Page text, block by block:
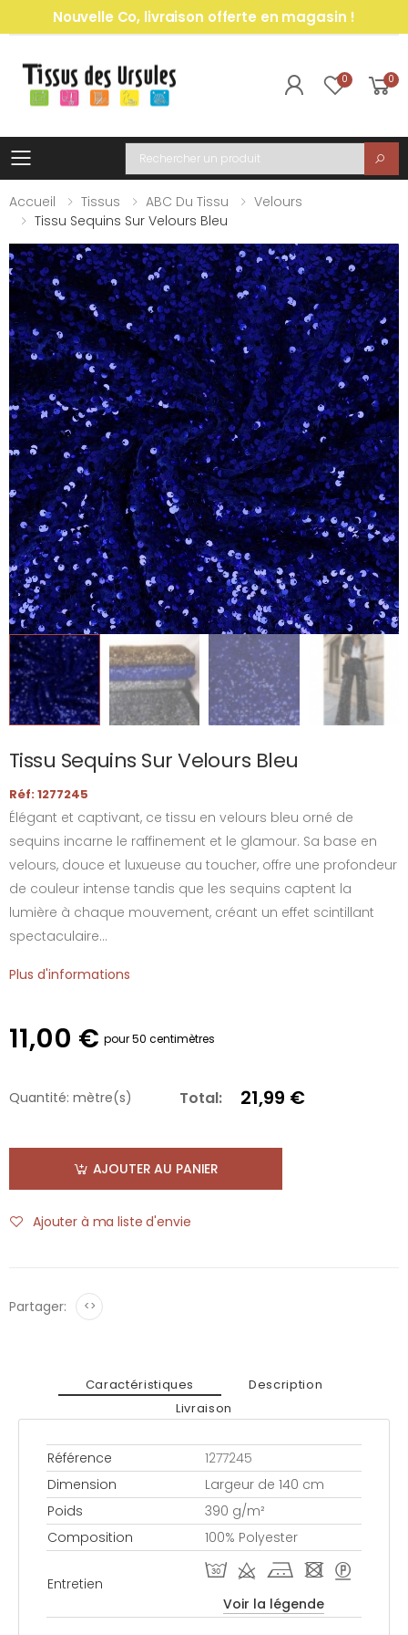
Nouvelle Co, livraison offerte en magasin !
0 0
Toggle mobile menu
Recherche
Accueil
Tissus ABC Du Tissu
Velours
Tissu Sequins Sur Velours Bleu
Tissu Sequins Sur Velours Bleu
Réf: 1277245
Élégant et captivant, ce tissu en velours bleu orné de
sequins incarne le raffinement et le glamour. Sa base en
velours, douce et luxueuse au toucher, offre une profondeur
de couleur intense tandis que les sequins captent la
lumière à chaque mouvement, créant un effet scintillant
spectaculaire...
Plus d'informations
11,00 € pour 50 centimètres
Quantité: mètre(s) Total: 21,99 €
AJOUTER AU PANIER
Ajouter à ma liste d'envie
Partager: <>
Caractéristiques
Description
Livraison
Référence
1277245
Dimension
Largeur de 140 cm
Poids
390 g/m²
Composition
100% Polyester
Entretien
T d j - >
Voir la légende